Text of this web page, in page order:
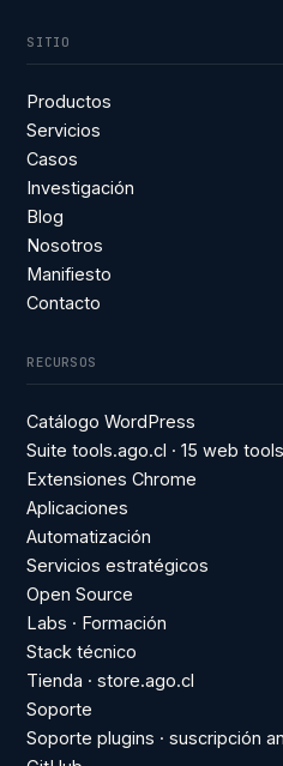
SITIO
Productos
Servicios
Casos
Investigación
Blog
Nosotros
Manifiesto
Contacto
RECURSOS
Catálogo WordPress
Suite tools.ago.cl · 15 web
Extensiones Chrome
Aplicaciones
Automatización
Servicios estratégicos
Open Source
Labs · Formación
Stack técnico
Tienda · store.ago.cl
Soporte
Soporte plugins · suscripción